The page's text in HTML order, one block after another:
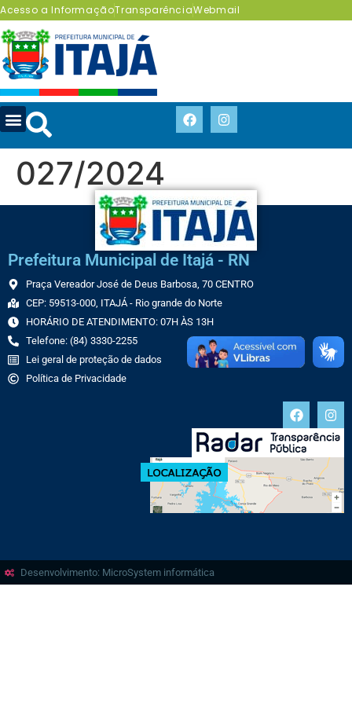
Acesso a InformaçãoTransparênciaWebmail
027/2024
Prefeitura Municipal de Itajá - RN
Praça Vereador José de Deus Barbosa, 70 CENTRO
CEP: 59513-000, ITAJÁ - Rio grande do Norte
HORÁRIO DE ATENDIMENTO: 07H ÀS 13H
Telefone: (84) 3330-2255
Lei geral de proteção de dados
Política de Privacidade
Desenvolvimento: MicroSystem informática